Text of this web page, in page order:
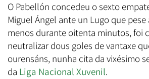
O Pabellón concedeu o sexto
Miguel Ángel ante un Lugo que
menos durante oitenta minutos, foi
neutralizar dous goles de vantaxe
ourensáns, nunha cita da vixésimo
da Liga Nacional Xuvenil.